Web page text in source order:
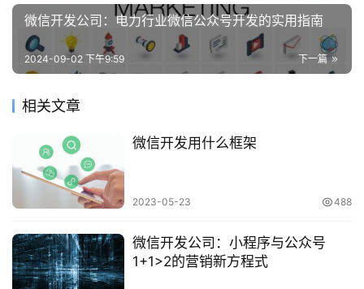
微信开发公司：电力行业微信公众号开发的实用指南
下一篇
2024-09-02 下午9:59
相关文章
微信开发用什么框架
2023-05-23 488
微信开发公司：小程序与公众号
1+1>2的营销新方程式